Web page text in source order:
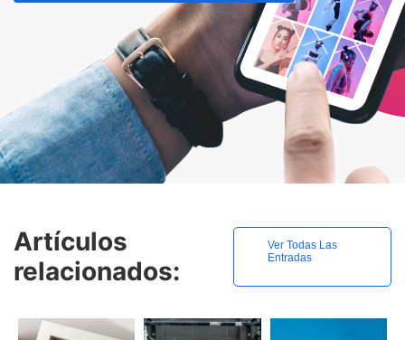
Artículos
relacionados:
Ver Todas Las
Entradas